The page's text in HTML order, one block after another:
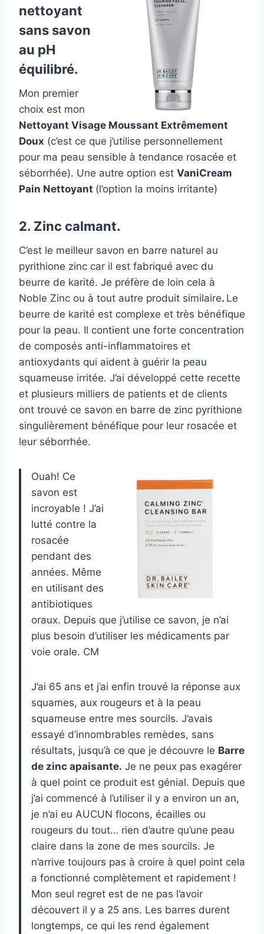
nettoyant
sans savon
au pH
équilibré.
Mon premier
choix est mon
Nettoyant Visage Moussant Extrêmement
Doux (c’est ce que j’utilise personnellement
pour ma peau sensible à tendance rosacée et
séborrhée). Une autre option est VaniCream
Pain Nettoyant (l’option la moins irritante)
2. Zinc calmant.
C’est le meilleur savon en barre naturel au
pyrithione zinc car il est fabriqué avec du
beurre de karité. Je préfère de loin cela à
Noble Zinc ou à tout autre produit similaire. Le
beurre de karité est complexe et très bénéfique
pour la peau. Il contient une forte concentration
de composés anti-inflammatoires et
antioxydants qui aident à guérir la peau
squameuse irritée. J’ai développé cette recette
et plusieurs milliers de patients et de clients
ont trouvé ce savon en barre de zinc pyrithione
singulièrement bénéfique pour leur rosacée et
leur séborrhée.
Ouah! Ce
savon est
incroyable ! J’ai
lutté contre la
rosacée
pendant des
années. Même
en utilisant des
antibiotiques
oraux. Depuis que j’utilise ce savon, je n’ai
plus besoin d’utiliser les médicaments par
voie orale. CM
J’ai 65 ans et j’ai enfin trouvé la réponse aux
squames, aux rougeurs et à la peau
squameuse entre mes sourcils. J’avais
essayé d’innombrables remèdes, sans
résultats, jusqu’à ce que je découvre le Barre
de zinc apaisante. Je ne peux pas exagérer
à quel point ce produit est génial. Depuis que
j’ai commencé à l’utiliser il y a environ un an,
je n’ai eu AUCUN flocons, écailles ou
rougeurs du tout… rien d’autre qu’une peau
claire dans la zone de mes sourcils. Je
n’arrive toujours pas à croire à quel point cela
a fonctionné complètement et rapidement !
Mon seul regret est de ne pas l’avoir
découvert il y a 25 ans. Les barres durent
longtemps, ce qui les rend également